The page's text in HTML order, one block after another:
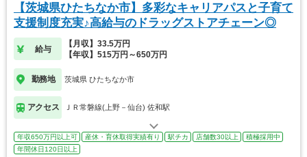
【茨城県ひたちなか市】多彩なキャリアパスと子育て
支援制度充実♪高給与のドラッグストアチェーン◎
給与
【月収】33.5万円
【年収】515万円～650万円
勤務地 茨城県 ひたちなか市
アクセス ＪＲ常磐線(上野－仙台) 佐和駅
年収650万円以上可 産休・育休取得実績有り 駅チカ 店舗数30以上
積極採用中
年間休日120日以上